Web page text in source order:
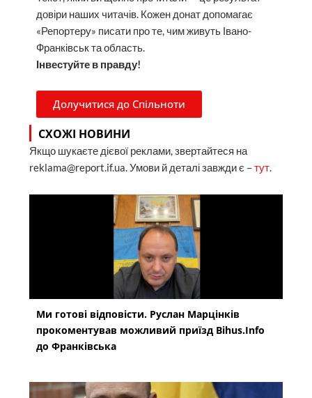
довіри наших читачів. Кожен донат допомагає
«Репортеру» писати про те, чим живуть Івано-
Франківськ та область.
Інвестуйте в правду!
Долучитися до Спільноти
СХОЖІ НОВИНИ
Якщо шукаєте дієвої реклами, звертайтеся на
reklama@report.if.ua. Умови й деталі завжди є –тут.
Ми готові відповісти. Руслан Марцінків
прокоментував можливий приїзд Bihus.Info
до Франківська